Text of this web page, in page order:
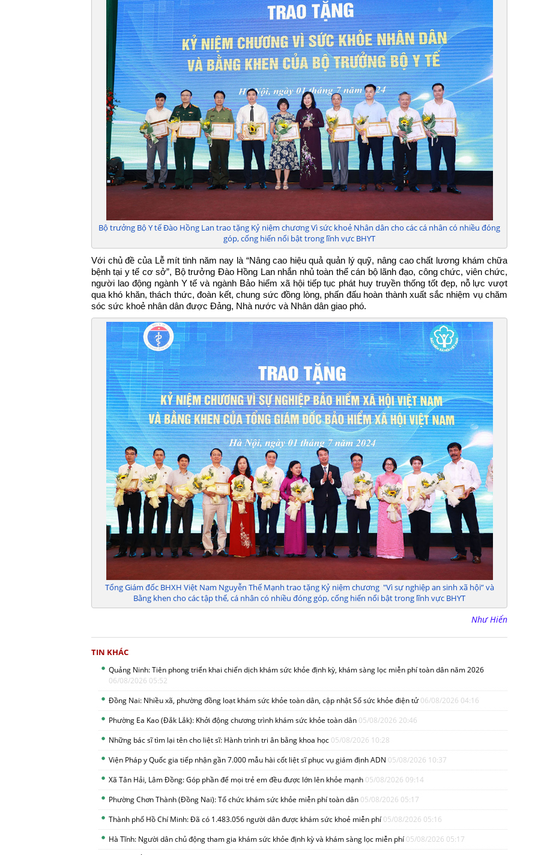
Bộ trưởng Bộ Y tế Đào Hồng Lan trao tặng Kỷ niệm chương Vì sức khoẻ Nhân dân cho các cá nhân có nhiều đóng
góp, cống hiến nổi bật trong lĩnh vực BHYT
Với chủ đề của Lễ mít tinh năm nay là “Nâng cao hiệu quả quản lý quỹ, nâng cao chất lương khám chữa
bệnh tại y tế cơ sở”, Bộ trưởng Đào Hồng Lan nhắn nhủ toàn thể cán bộ lãnh đạo, công chức, viên chức,
người lao động ngành Y tế và ngành Bảo hiểm xã hội tiếp tục phát huy truyền thống tốt đẹp, nỗ lực vượt
qua khó khăn, thách thức, đoàn kết, chung sức đồng lòng, phấn đấu hoàn thành xuất sắc nhiệm vụ chăm
sóc sức khoẻ nhân dân được Đảng, Nhà nước và Nhân dân giao phó.
Tổng Giám đốc BHXH Việt Nam Nguyễn Thế Mạnh trao tặng Kỷ niệm chương "Vì sự nghiệp an sinh xã hội” và
Bằng khen cho các tập thể, cá nhân có nhiều đóng góp, cống hiến nổi bật trong lĩnh vực BHYT
Như Hiển
TIN KHÁC
Quảng Ninh: Tiên phong triển khai chiến dịch khám sức khỏe định kỳ, khám sàng lọc miễn phí toàn dân năm 2026
06/08/2026 05:52
Đồng Nai: Nhiều xã, phường đồng loạt khám sức khỏe toàn dân, cập nhật Sổ sức khỏe điện tử06/08/2026 04:16
Phường Ea Kao (Đắk Lắk): Khởi động chương trình khám sức khỏe toàn dân 05/08/2026 20:46
Những bác sĩ tìm lại tên cho liệt sĩ: Hành trình tri ân bằng khoa học 05/08/2026 10:28
Viện Pháp y Quốc gia tiếp nhận gần 7.000 mẫu hài cốt liệt sĩ phục vụ giám định ADN 05/08/2026 10:37
Xã Tân Hải, Lâm Đồng: Góp phần để mọi trẻ em đều được lớn lên khỏe mạnh 05/08/2026 09:14
Phường Chơn Thành (Đồng Nai): Tổ chức khám sức khỏe miễn phí toàn dân 05/08/2026 05:17
Thành phố Hồ Chí Minh: Đã có 1.483.056 người dân được khám sức khoẻ miễn phí 05/08/2026 05:16
Hà Tĩnh: Người dân chủ động tham gia khám sức khỏe định kỳ và khám sàng lọc miễn phí 05/08/2026 05:17